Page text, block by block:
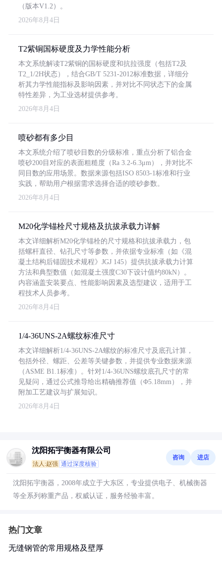
（版本V1.2）。
2026年8月4日
T2紫铜国标硬度及力学性能分析
本文系统解读T2紫铜的国标硬度和抗拉强度（包括T2及
T2_1/2H状态），结合GB/T 5231-2012标准数据，详细分
析其力学性能指标及影响因素，并对比不同状态下的金属
特性差异，为工业选材提供参考。
2026年8月4日
喷砂都有多少目
本文系统介绍了喷砂目数的分级标准，重点分析了铝合金
喷砂200目对应的表面粗糙度（Ra 3.2-6.3μm），并对比不
同目数的应用场景。数据来源包括ISO 8503-1标准和行业
实践，帮助用户根据需求选择合适的喷砂参数。
2026年8月4日
M20化学锚栓尺寸规格及抗拔承载力详解
本文详细解析M20化学锚栓的尺寸规格和抗拔承载力，包
括螺杆直径、钻孔尺寸等参数，并依据专业标准（如《混
凝土结构后锚固技术规程》JGJ 145）提供抗拔承载力计算
方法和典型数值（如混凝土强度C30下设计值约80kN）。
内容涵盖安装要点、性能影响因素及选型建议，适用于工
程技术人员参考。
2026年8月4日
1/4-36UNS-2A螺纹标准尺寸
本文详细解析1/4-36UNS-2A螺纹的标准尺寸及底孔计算，
包括外径、螺距、公差等关键参数，并提供专业数据来源
（ASME B1.1标准）。针对1/4-36UNS螺纹底孔尺寸的常
见疑问，通过公式推导给出精确推荐值（Φ5.18mm），并
附加工艺建议与扩展知识。
2026年8月4日
沈阳拓宇衡器有限公司
法人:赵强 通过深度核验
咨询 进店
沈阳拓宇衡器，2008年成立于大东区，专业提供电子、机械衡器
等全系列称重产品，权威认证，服务经验丰富。
热门文章
无缝钢管的常用规格及壁厚